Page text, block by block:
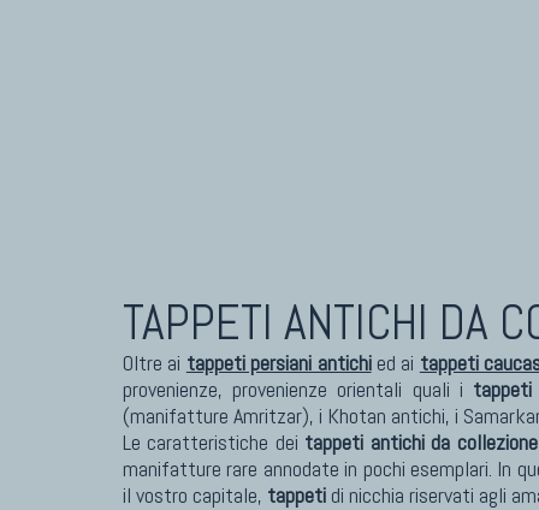
TAPPETI ANTICHI DA
Oltre ai tappeti persiani antichied ai tappeti
provenienze, provenienze orientali quali i tappeti
(manifatture Amritzar), i Khotan antichi, i
Le caratteristiche dei tappeti antichi da collezione
manifatture rare annodate in pochi esemplari. In
il vostro capitale, tappeti di nicchia riservati agli